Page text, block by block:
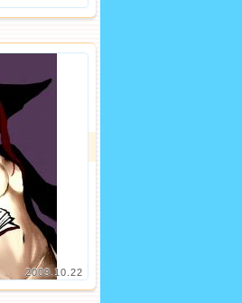
2009.10.22